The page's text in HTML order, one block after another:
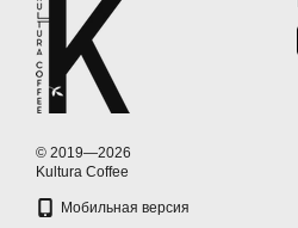
© 2019—2026
Kultura Coffee
Мобильная версия